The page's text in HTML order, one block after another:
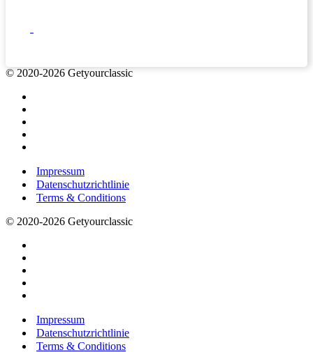
© 2020-2026 Getyourclassic
Impressum
Datenschutzrichtlinie
Terms & Conditions
© 2020-2026 Getyourclassic
Impressum
Datenschutzrichtlinie
Terms & Conditions